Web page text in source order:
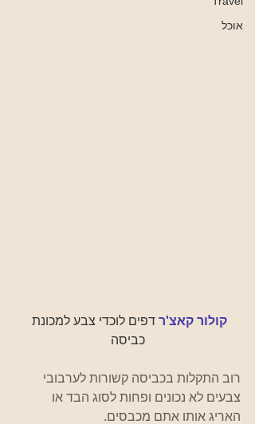
אוכל
קולור קאצ'ר דפים לוכדי צבע למכונת
כביסה
רוב התקלות בכביסה קשורות לערבובי
צבעים לא נכונים ופחות לסוג הבד או
האריג אותו אתם מכבסים.